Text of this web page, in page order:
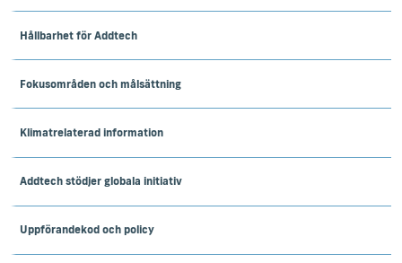
Hållbarhet för Addtech
Fokusområden och målsättning
Klimatrelaterad information
Addtech stödjer globala initiativ
Uppförandekod och policy